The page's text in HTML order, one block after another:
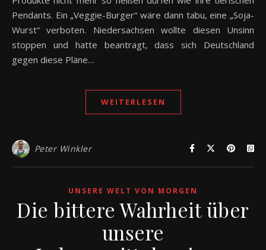
Pendants. Ein „Veggie-Burger“ wäre dann tabu, eine „Soja-
Wurst“ verboten. Niedersachsen wollte diesen Unsinn
stoppen und hatte beantragt, dass sich Deutschland
gegen diese Pläne…
WEITERLESEN
Peter Winkler
UNSERE WELT VON MORGEN
Die bittere Wahrheit über
unsere